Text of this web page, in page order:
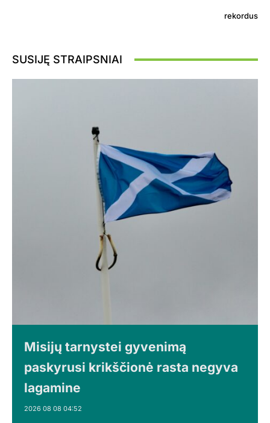
rekordus
SUSIJĘ STRAIPSNIAI
Misijų tarnystei gyvenimą
paskyrusi krikščionė rasta negyva
lagamine
2026 08 08 04:52